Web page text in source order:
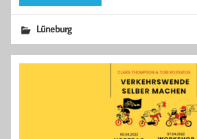
Lüneburg